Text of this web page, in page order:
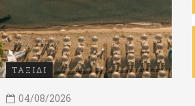
ΤΑΞΙΔΙ
04/08/2026